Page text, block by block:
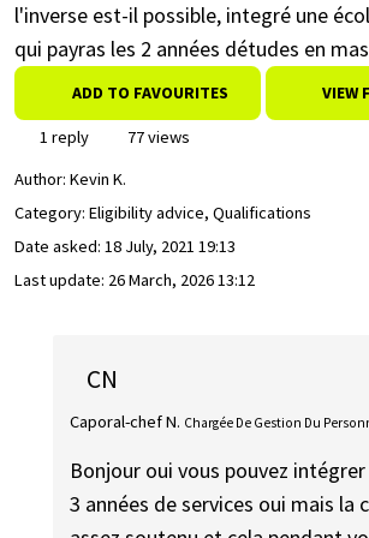
l'inverse est-il possible, integré une
qui payras les 2 années détudes en
ADD TO FAVOURITES VIEW
1 reply
77 views
Author: Kevin K.
Category: Eligibility advice, Qualifications
Date asked: 18 July, 2021 19:13
Last update: 26 March, 2026 13:12
CN
Caporal-chef N. Chargée De Gestion Du
Bonjour oui vous pouvez
3 années de services oui mais